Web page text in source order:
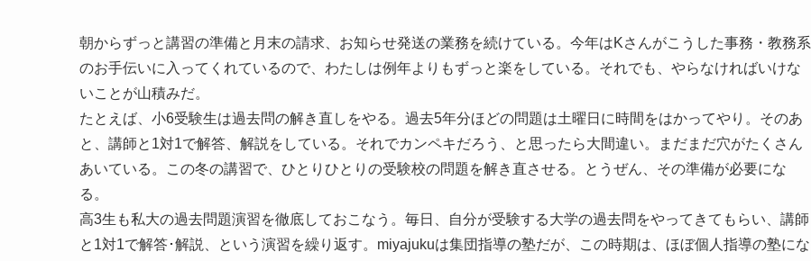
朝からずっと講習の準備と月末の請求、お知らせ発送の業務を続けている。今年はKさんがこうした事務・教務系
のお手伝いに入ってくれているので、わたしは例年よりもずっと楽をしている。それでも、やらなければいけな
いことが山積みだ。
たとえば、小6受験生は過去問の解き直しをやる。過去5年分ほどの問題は土曜日に時間をはかってやり。そのあ
と、講師と1対1で解答、解説をしている。それでカンペキだろう、と思ったら大間違い。まだまだ穴がたくさん
あいている。この冬の講習で、ひとりひとりの受験校の問題を解き直させる。とうぜん、その準備が必要にな
る。
高3生も私大の過去問題演習を徹底しておこなう。毎日、自分が受験する大学の過去問をやってきてもらい、講師
と1対1で解答･解説、という演習を繰り返す。miyajukuは集団指導の塾だが、この時期は、ほぼ個人指導の塾にな